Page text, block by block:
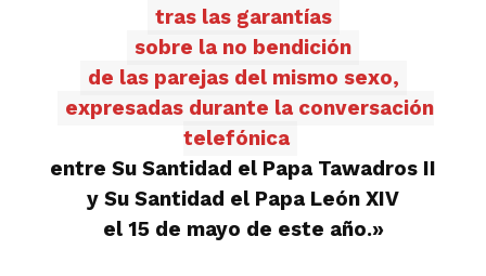
tras las garantías
sobre la no bendición
de las parejas del mismo sexo,
expresadas durante la conversación
telefónica
entre Su Santidad el Papa Tawadros II
y Su Santidad el Papa León XIV
el 15 de mayo de este año.»